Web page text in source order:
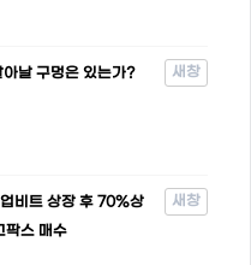
아날 구멍은 있는가?
새창
비트 상장 후 70%상
팍스 매수
새창